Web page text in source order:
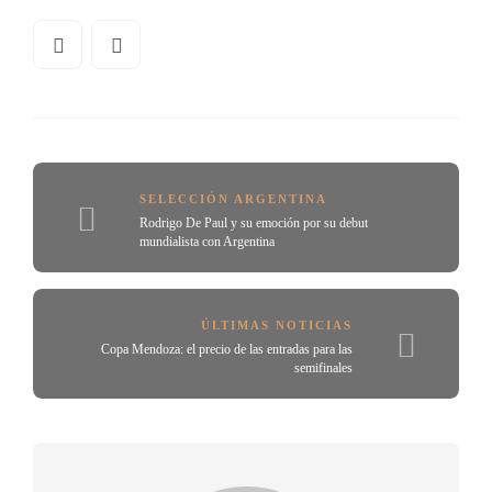
SELECCIÓN ARGENTINA
Rodrigo De Paul y su emoción por su debut
mundialista con Argentina
ÚLTIMAS NOTICIAS
Copa Mendoza: el precio de las entradas para las
semifinales